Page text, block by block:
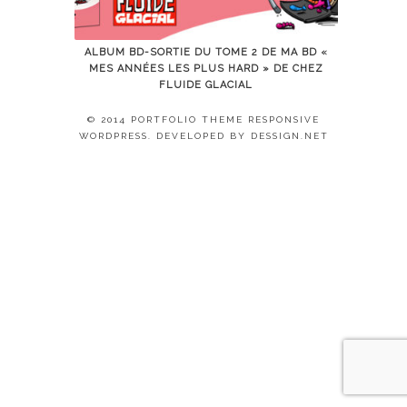
ALBUM BD-SORTIE DU TOME 2 DE MA BD «
MES ANNÉES LES PLUS HARD » DE CHEZ
FLUIDE GLACIAL
© 2014 PORTFOLIO THEME RESPONSIVE
WORDPRESS. DEVELOPED BY
DESSIGN.NET